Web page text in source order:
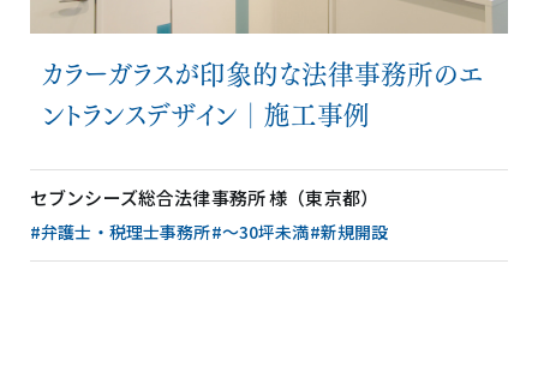
カラーガラスが印象的な法律事務所のエ
ントランスデザイン│施工事例
セブンシーズ総合法律事務所 様（東京都）
#弁護士・税理士事務所#〜30坪未満#新規開設